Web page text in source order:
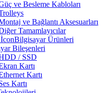
ve Besleme Kabloları
ve Bağlantı Aksesuarları
Tamamlayıcılar
Bilgisayar Ürünleri
Bileşenleri
/ SSD
Kartı
Kartı
Kartı